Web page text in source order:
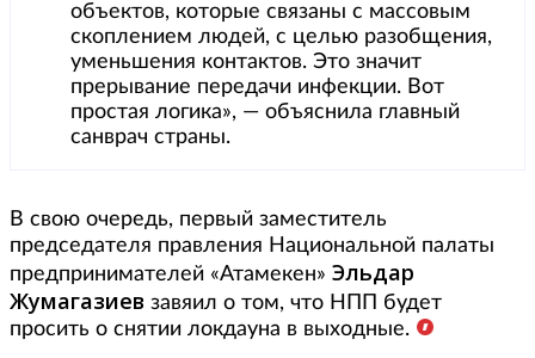
объектов, которые связаны с массовым
скоплением людей, с целью разобщения,
уменьшения контактов. Это значит
прерывание передачи инфекции. Вот
простая логика», — объяснила главный
санврач страны.
В свою очередь, первый заместитель
председателя правления Национальной палаты
предпринимателей «Атамекен» Эльдар
Жумагазиев завяил о том, что НПП будет
просить о снятии локдауна в выходные.